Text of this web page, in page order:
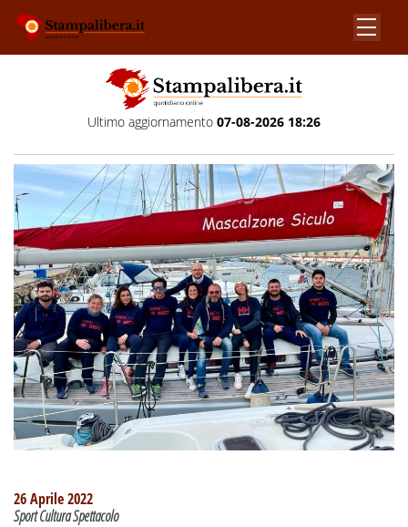
Ultimo aggiornamento 07-08-2026 18:26
26 Aprile 2022
Sport Cultura Spettacolo